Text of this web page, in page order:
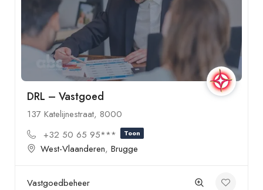
DRL – Vastgoed
137 Katelijnestraat, 8000
+32 50 65 95***
Toon
West-Vlaanderen, Brugge
Vastgoedbeheer